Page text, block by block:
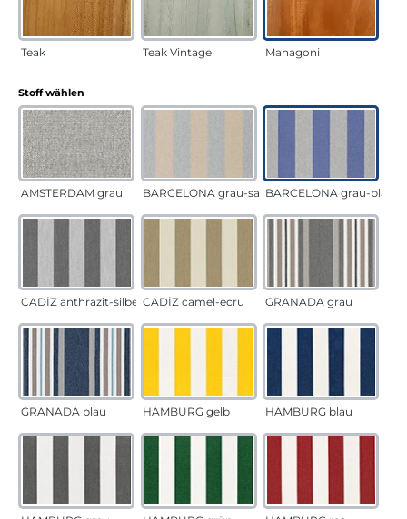
Teak Teak Vintage Mahagoni
Stoff wählen
AMSTERDAM grau BARCELONA grau-sandBARCELONA grau-blau
CADÍZ anthrazit-silber CADÍZ camel-ecru GRANADA grau
GRANADA blau HAMBURG gelb HAMBURG blau